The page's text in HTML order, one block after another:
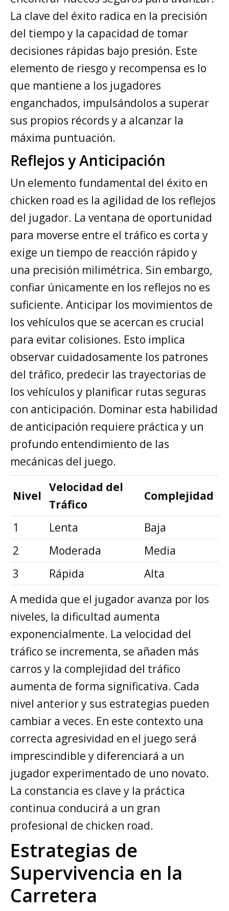
La clave del éxito radica en la precisión
del tiempo y la capacidad de tomar
decisiones rápidas bajo presión. Este
elemento de riesgo y recompensa es lo
que mantiene a los jugadores
enganchados, impulsándolos a superar
sus propios récords y a alcanzar la
máxima puntuación.
Reflejos y Anticipación
Un elemento fundamental del éxito en
chicken road es la agilidad de los reflejos
del jugador. La ventana de oportunidad
para moverse entre el tráfico es corta y
exige un tiempo de reacción rápido y
una precisión milimétrica. Sin embargo,
confiar únicamente en los reflejos no es
suficiente. Anticipar los movimientos de
los vehículos que se acercan es crucial
para evitar colisiones. Esto implica
observar cuidadosamente los patrones
del tráfico, predecir las trayectorias de
los vehículos y planificar rutas seguras
con anticipación. Dominar esta habilidad
de anticipación requiere práctica y un
profundo entendimiento de las
mecánicas del juego.
Nivel
Velocidad del
Tráfico
Complejidad
1 Lenta
Baja
2
Moderada
Media
3
Rápida
Alta
A medida que el jugador avanza por los
niveles, la dificultad aumenta
exponencialmente. La velocidad del
tráfico se incrementa, se añaden más
carros y la complejidad del tráfico
aumenta de forma significativa. Cada
nivel anterior y sus estrategias pueden
cambiar a veces. En este contexto una
correcta agresividad en el juego será
imprescindible y diferenciará a un
jugador experimentado de uno novato.
La constancia es clave y la práctica
continua conducirá a un gran
profesional de chicken road.
Estrategias de
Supervivencia en la
Carretera